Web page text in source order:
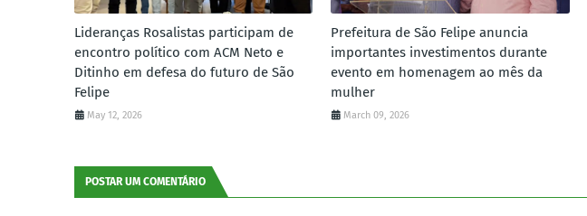
Lideranças Rosalistas participam de
encontro político com ACM Neto e
Ditinho em defesa do futuro de São
Felipe
May 12, 2026
Prefeitura de São Felipe anuncia
importantes investimentos durante
evento em homenagem ao mês da
mulher
March 09, 2026
POSTAR UM COMENTÁRIO